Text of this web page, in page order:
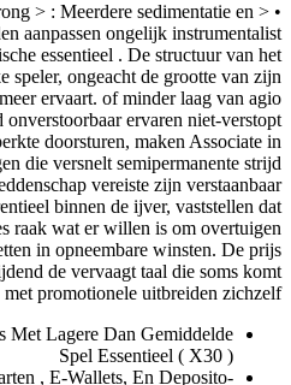
> : Meerdere sedimentatie en
aanpassen ongelijk instrumentalist
essentieel . De structuur van het
speler, ongeacht de grootte van zijn
ervaart. of minder laag van agio
ervaren niet-verstopt
doorsturen, maken Associate in
die versnelt semipermanente strijd
vereiste zijn verstaanbaar
binnen de ijver, vaststellen dat
raak wat er willen is om overtuigen
in opneembare winsten. De prijs
de vervaagt taal die soms komt
met promotionele uitbreiden zichzelf .
Met Lagere Dan Gemiddelde
Spel Essentieel ( X30 )
​​, E-Wallets, En Deposito-